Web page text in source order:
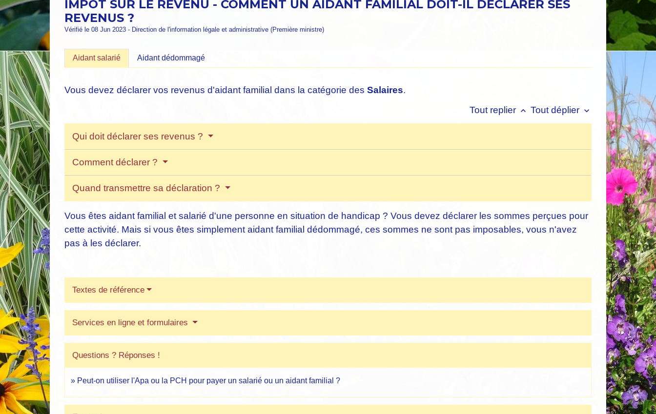
IMPÔT SUR LE REVENU - COMMENT UN AIDANT FAMILIAL DOIT-IL DÉCLARER SES
REVENUS ?
Vérifié le 08 Jun 2023 - Direction de l'information légale et administrative (Première ministre)
Aidant salarié Aidant dédommagé
Vous devez déclarer vos revenus d'aidant familial dans la catégorie des Salaires.
Tout replier keyboard_arrow_up Tout déplier keyboard_arrow_down
Qui doit déclarer ses revenus ?
Comment déclarer ?
Quand transmettre sa déclaration ?
Vous êtes aidant familial et salarié d'une personne en situation de handicap ? Vous devez déclarer les sommes perçues pour
cette activité. Mais si vous êtes simplement aidant familial dédommagé, ces sommes ne sont pas imposables, vous n'avez
pas à les déclarer.
Textes de référence
Services en ligne et formulaires
Questions ? Réponses !
Peut-on utiliser l'Apa ou la PCH pour payer un salarié ou un aidant familial ?